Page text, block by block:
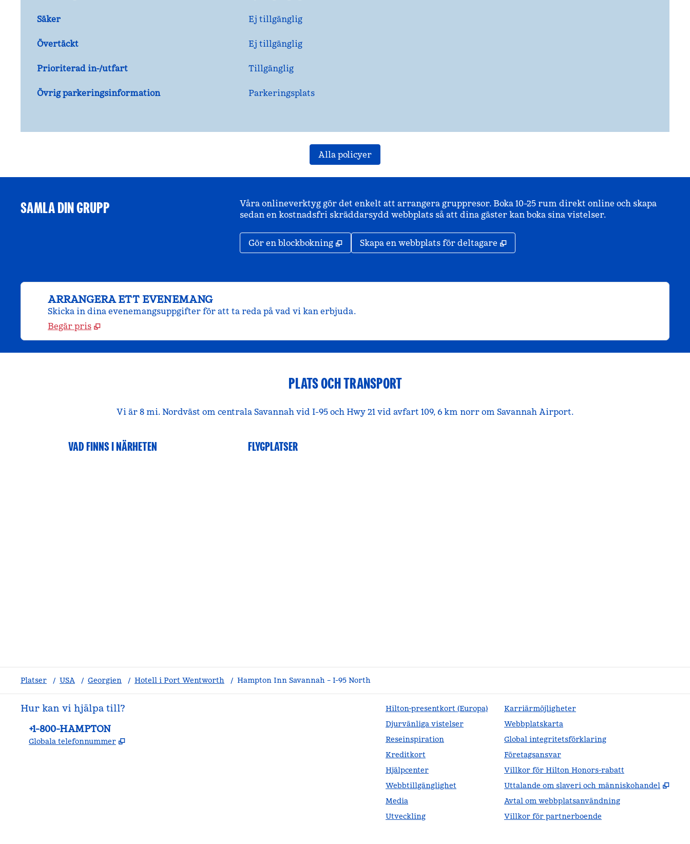
Säker Ej tillgänglig
Övertäckt Ej tillgänglig
Prioriterad in-/utfart Tillgänglig
Övrig parkeringsinformation Parkeringsplats
Alla policyer
SAMLA DIN GRUPP
Våra onlineverktyg gör det enkelt att arrangera gruppresor. Boka 10–25 rum direkt online och skapa
sedan en kostnadsfri skräddarsydd webbplats så att dina gäster kan boka sina vistelser.
Gör en blockbokning , Öppnas i ny flik
Skapa en webbplats för deltagare ,
ARRANGERA ETT EVENEMANG
Skicka in dina evenemangsuppgifter för att ta reda på vad vi kan erbjuda.
Begär pris
PLATS OCH TRANSPORT
Vi är 8 mi. Nordväst om centrala Savannah vid I-95 och Hwy 21 vid avfart 109, 6 km norr om Savannah Airport.
VAD FINNS I NÄRHETEN FLYGPLATSER
Platser / USA / Georgien / Hotell i Port Wentworth / Hampton Inn Savannah – I-95 North
Hur kan vi hjälpa till?
Telefon:
+1-800-HAMPTON
Globala telefonnummer ,
Hilton-presentkort (Europa)
Djurvänliga vistelser
Reseinspiration
Kreditkort
Hjälpcenter
Webbtillgänglighet
Media
Utveckling
Karriärmöjligheter
Webbplatskarta
Global integritetsförklaring
Företagsansvar
Villkor för Hilton Honors-rabatt
Uttalande om slaveri och människohandel
,
Avtal om webbplatsanvändning
Villkor för partnerboende